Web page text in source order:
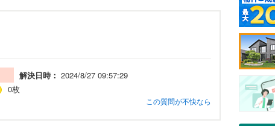
解決日時： 2024/8/27 09:57:29
0枚
この質問が不快なら